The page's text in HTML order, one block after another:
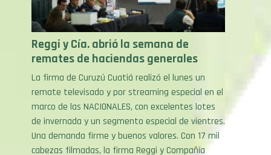
Reggi y Cía. abrió la semana de
remates de haciendas generales
La firma de Curuzú Cuatiá realizó el lunes un
remate televisado y por streaming especial en el
marco de las NACIONALES, con excelentes lotes
de invernada y un segmento especial de vientres.
Una demanda firme y buenos valores. Con 17 mil
cabezas filmadas, la firma Reggi y Compañía
realizó el lunes 25 su Remate Televisado […]